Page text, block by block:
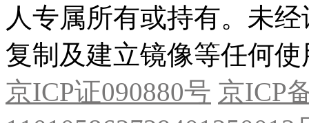
人专属所有或持有。未
复制及建立镜像等任何使
京ICP证090880号 京ICP